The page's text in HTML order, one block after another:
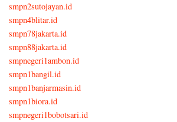
smpn2sutojayan.id
smpn4blitar.id
smpn78jakarta.id
smpn88jakarta.id
smpnegeri1ambon.id
smpn1bangil.id
smpn1banjarmasin.id
smpn1biora.id
smpnegeri1bobotsari.id